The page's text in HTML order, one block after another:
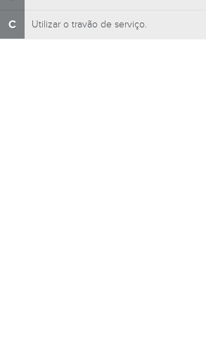
C Utilizar o travão de serviço.